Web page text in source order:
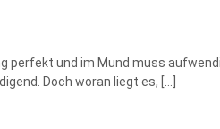
perfekt und im Mund muss
Doch woran liegt es,